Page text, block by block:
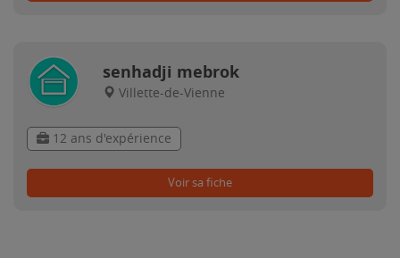
senhadji mebrok
Villette-de-Vienne
12 ans d'expérience
Voir sa fiche